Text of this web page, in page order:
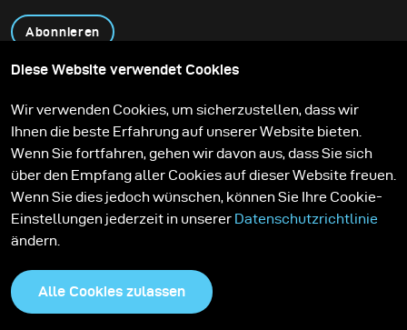
Abonnieren
Kontakt
Technologien
Contribute to our blog
Lernen
Support
Karriere
Media Center
Diese Website verwendet Cookies
Wir verwenden Cookies, um sicherzustellen, dass wir
Ihnen die beste Erfahrung auf unserer Website bieten.
Wenn Sie fortfahren, gehen wir davon aus, dass Sie sich
über den Empfang aller Cookies auf dieser Website freuen.
Wenn Sie dies jedoch wünschen, können Sie Ihre Cookie-
Einstellungen jederzeit in unserer Datenschutzrichtlinie
ändern.
Alle Cookies zulassen